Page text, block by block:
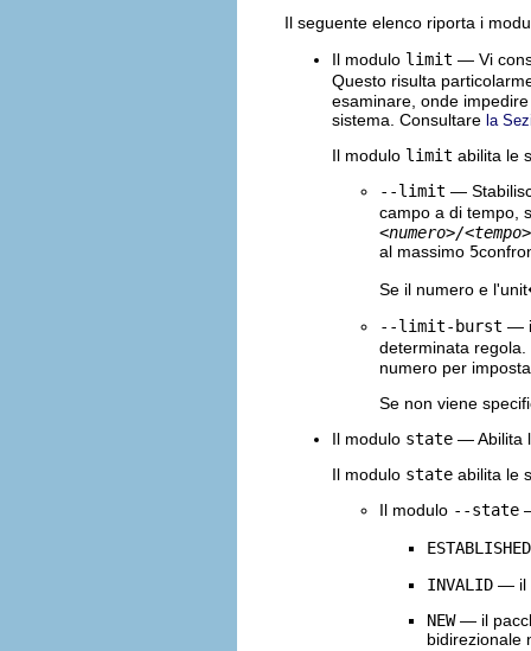
Il seguente elenco riporta i
Il modulo limit — Vi
Questo risulta
esaminare, onde
sistema. Consultare la
Il modulo limit abilita le
--limit —
campo a di tempo,
<numero>/<tempo>
al massimo 5
Se il numero e
--limit-burst —
determinata
numero per
Se non viene
Il modulo state — Abilita
Il modulo state abilita le
Il modulo --state
ESTABLISHED
INVALID — il
NEW— il
bidirezionale